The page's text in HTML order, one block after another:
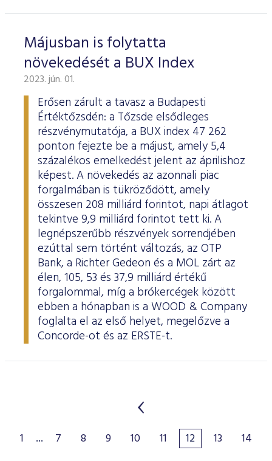
Májusban is folytatta
növekedését a BUX Index
2023. jún. 01.
Erősen zárult a tavasz a Budapesti
Értéktőzsdén: a Tőzsde elsődleges
részvénymutatója, a BUX index 47 262
ponton fejezte be a májust, amely 5,4
százalékos emelkedést jelent az áprilishoz
képest. A növekedés az azonnali piac
forgalmában is tükröződött, amely
összesen 208 milliárd forintot, napi átlagot
tekintve 9,9 milliárd forintot tett ki. A
legnépszerűbb részvények sorrendjében
ezúttal sem történt változás, az OTP
Bank, a Richter Gedeon és a MOL zárt az
élen, 105, 53 és 37,9 milliárd értékű
forgalommal, míg a brókercégek között
ebben a hónapban is a WOOD & Company
foglalta el az első helyet, megelőzve a
Concorde-ot és az ERSTE-t.
1 ... 7 8 9 10 11 12 13
14